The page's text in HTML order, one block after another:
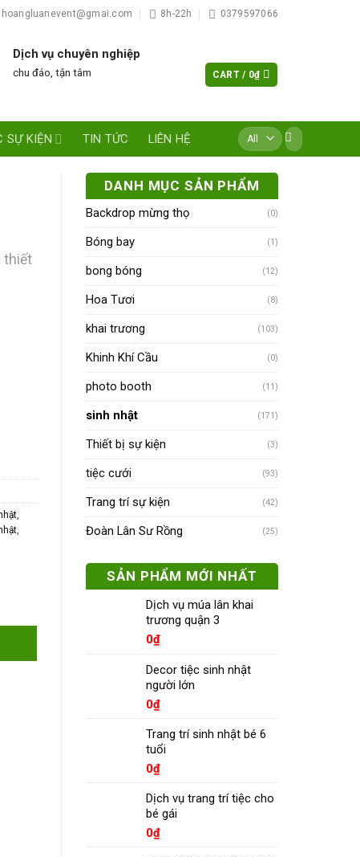
hoangluanevent@gmai.com 8h-22h 0379597066
Dịch vụ chuyên nghiệp
chu đáo, tận tâm CART / 0₫
SỰ KIỆN TIN TỨC LIÊN HỆ
Search
for:
DANH MỤC SẢN PHẨM
Backdrop mừng thọ (0)
Bóng bay (1)
bong bóng (12)
Hoa Tươi (8)
khai trương (103)
Khinh Khí Cầu (0)
photo booth (11)
sinh nhật (171)
Thiết bị sự kiện (3)
tiệc cưới (93)
Trang trí sự kiện (42)
Đoàn Lân Sư Rồng (25)
SẢN PHẨM MỚI NHẤT
Dịch vụ múa lân khai
trương quận 3
0₫
Decor tiệc sinh nhật
người lớn
0₫
Trang trí sinh nhật bé 6
tuổi
0₫
Dịch vụ trang trí tiệc cho
bé gái
0₫
thiết
,
,